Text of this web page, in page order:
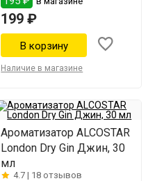
199 ₽
Наличие в магазине
Ароматизатор ALCOSTAR
London Dry Gin Джин, 30
мл
4.7 | 18 отзывов